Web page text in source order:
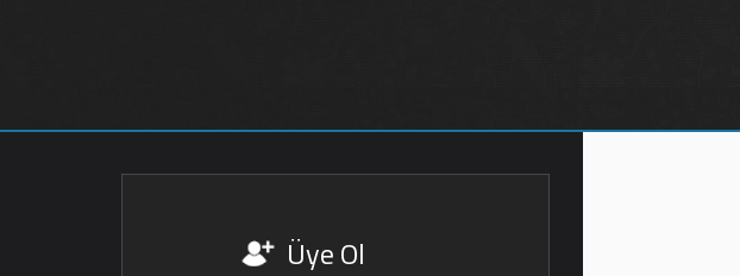
Üye Ol